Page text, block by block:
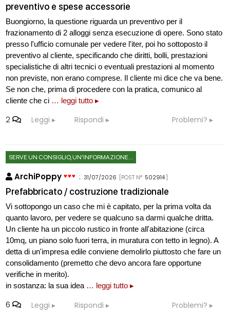
preventivo e spese accessorie
Buongiorno, la questione riguarda un preventivo per il
frazionamento di 2 alloggi senza esecuzione di opere. Sono stato
presso l'ufficio comunale per vedere l'iter, poi ho sottoposto il
preventivo al cliente, specificando che diritti, bolli, prestazioni
specialistiche di altri tecnici o eventuali prestazioni al momento
non previste, non erano comprese. Il cliente mi dice che va bene.
Se non che, prima di procedere con la pratica, comunico al
cliente che ci … leggi tutto ▸
2 Leggi Rispondi Problemi?
SERVE UN CONSIGLIO, UN'INFORMAZIONE...
ArchiPoppy : 31/07/2026 [POST N° 502914]
Prefabbricato / costruzione tradizionale
Vi sottopongo un caso che mi è capitato, per la prima volta da
quanto lavoro, per vedere se qualcuno sa darmi qualche dritta.
Un cliente ha un piccolo rustico in fronte all'abitazione (circa
10mq, un piano solo fuori terra, in muratura con tetto in legno). A
detta di un'impresa edile conviene demolirlo piuttosto che fare un
consolidamento (premetto che devo ancora fare opportune
verifiche in merito).
in sostanza: la sua idea … leggi tutto ▸
6 Leggi Rispondi Problemi?